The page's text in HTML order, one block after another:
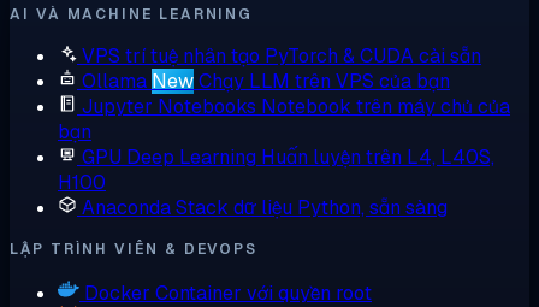
AI VÀ MACHINE LEARNING
VPS trí tuệ nhân tạo PyTorch & CUDA cài sẵn
Ollama NewChạy LLM trên VPS của bạn
Jupyter Notebooks Notebook trên máy chủ của
bạn
GPU Deep Learning Huấn luyện trên L4, L40S,
H100
AnacondaStack dữ liệu Python, sẵn sàng
LẬP TRÌNH VIÊN & DEVOPS
Docker Container với quyền root